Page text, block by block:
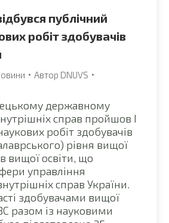
публічний
робіт здобувачів
Автор DNUVS
державному
справ пройшов І
робіт здобувачів
рівня вищої
вищої освіти, що
управління
справ України.
здобувачами вищої
разом із науковими